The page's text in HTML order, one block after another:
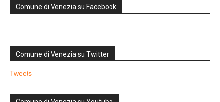
Comune di Venezia su Facebook
Comune di Venezia su Twitter
Tweets